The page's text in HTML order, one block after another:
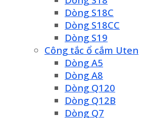
Dòng S18C
Dòng S18CC
Dòng S19
Công tắc ổ cắm Uten
Dòng A5
Dòng A8
Dòng Q120
Dòng Q12B
Dòng Q7